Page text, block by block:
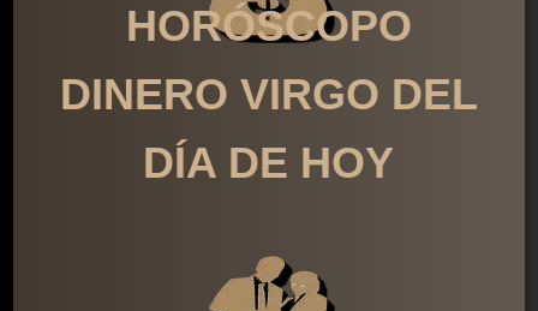
HORÓSCOPO
DINERO VIRGO DEL
DÍA DE HOY